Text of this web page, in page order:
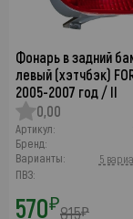
Фонарь в задний
левый (хэтчбэк)
2005-2007 год / II
0,00
Артикул:
Бренд:
Варианты:
5
ПВЗ:
570₽815₽